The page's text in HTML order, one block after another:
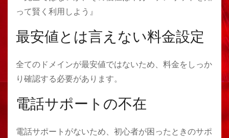
って賢く利用しよう』
最安値とは言えない料金設定
全てのドメインが最安値ではないため、料金をしっか
り確認する必要があります。
電話サポートの不在
電話サポートがないため、初心者が困ったときのサポ